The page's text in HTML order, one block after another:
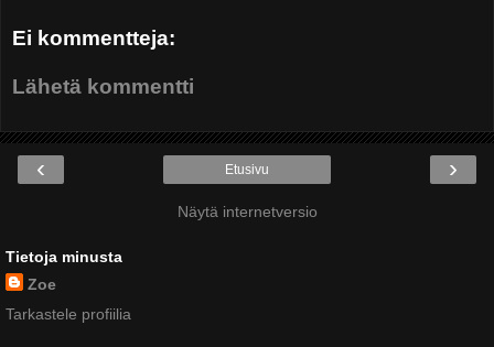
Ei kommentteja:
Lähetä kommentti
‹ ›
Etusivu
Näytä internetversio
Tietoja minusta
Zoe
Tarkastele profiilia